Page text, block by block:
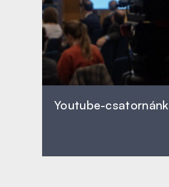
Youtube-csatornánk